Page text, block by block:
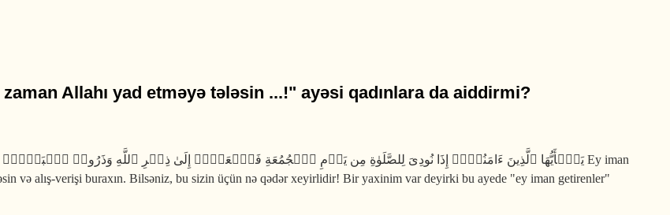
zaman Allahı yad etməyə tələsin ...!" ayəsi qadınlara da aiddirmi?
və alış-verişi buraxın. Bilsəniz, bu sizin üçün nə qədər xeyirlidir! Bir yaxinim var deyirki bu ayede "ey iman getirenler"